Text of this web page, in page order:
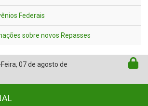
Federais
sobre novos Repasses
, 07 de agosto de